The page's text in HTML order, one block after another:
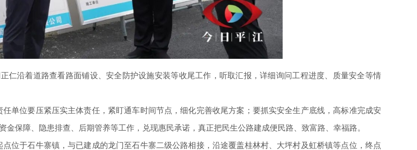
沿着道路查看路面铺设、安全防护设施安装等收尾工作，听取汇报，详细询问工程进度、质量安全等情
位要压紧压实主体责任，紧盯通车时间节点，细化完善收尾方案；要抓实安全生产底线，高标准完成安
保障、隐患排查、后期管养等工作，兑现惠民承诺，真正把民生公路建成便民路、致富路、幸福路。
于石牛寨镇，与已建成的龙门至石牛寨二级公路相接，沿途覆盖桂林村、大坪村及虹桥镇等点位，终点